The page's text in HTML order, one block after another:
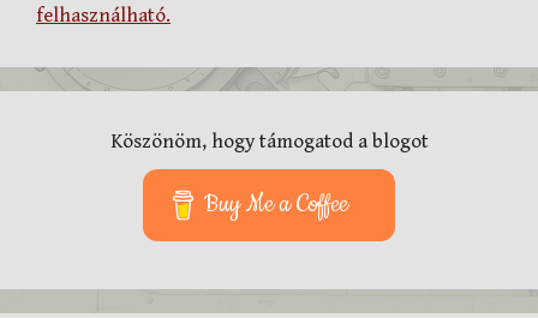
felhasználható.
Köszönöm, hogy támogatod a blogot
Buy Me a Coffee